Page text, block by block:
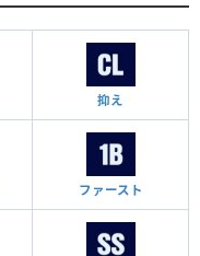
抑え
ファースト